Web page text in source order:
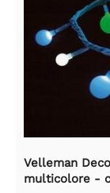
Velleman
multicolore -